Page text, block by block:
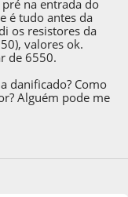
na entrada do
é tudo antes da
os resistores da
valores ok.
de 6550.
danificado? Como
Alguém pode me